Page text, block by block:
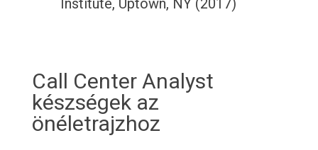
Institute, Uptown, NY (2017)
Call Center Analyst
készségek az
önéletrajzhoz